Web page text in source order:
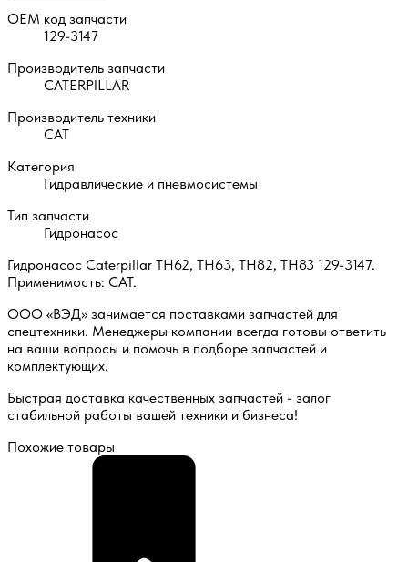
OEM код запчасти
129-3147
Производитель запчасти
CATERPILLAR
Производитель техники
CAT
Категория
Гидравлические и пневмосистемы
Тип запчасти
Гидронасос
Гидронасос Caterpillar TH62, TH63, TH82, TH83 129-3147.
Применимость: CAT.
ООО «ВЭД» занимается поставками запчастей для
спецтехники. Менеджеры компании всегда готовы ответить
на ваши вопросы и помочь в подборе запчастей и
комплектующих.
Быстрая доставка качественных запчастей - залог
стабильной работы вашей техники и бизнеса!
Похожие товары